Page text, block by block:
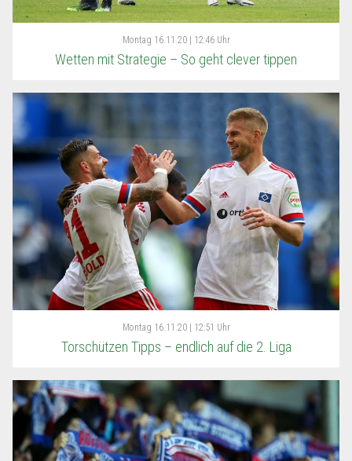
Montag 16.11.20 | 12:46 Uhr
Wetten mit Strategie – So geht clever tippen
Montag 16.11.20 | 12:51 Uhr
Torschützen Tipps – endlich auf die 2. Liga